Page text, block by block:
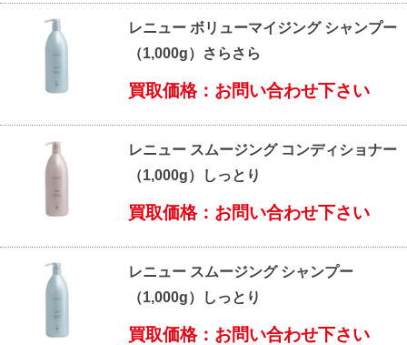
レニュー ボリューマイジング シャンプー
（1,000g）さらさら
買取価格：お問い合わせ下さい
レニュー スムージング コンディショナー
（1,000g）しっとり
買取価格：お問い合わせ下さい
レニュー スムージング シャンプー
（1,000g）しっとり
買取価格：お問い合わせ下さい